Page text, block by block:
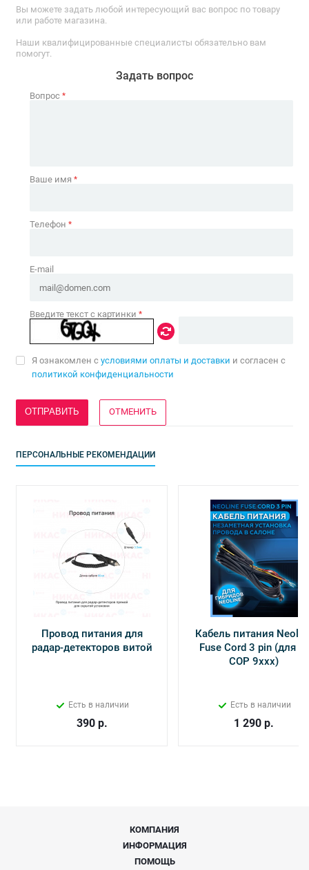
Вы можете задать любой интересующий вас вопрос по товару
или работе магазина.
Наши квалифицированные специалисты обязательно вам
помогут.
Задать вопрос
Вопрос *
Ваше имя *
Телефон *
E-mail
Введите текст с картинки *
Я ознакомлен с условиями оплаты и доставки и согласен с
политикой конфиденциальности
ОТМЕНИТЬ
ПЕРСОНАЛЬНЫЕ РЕКОМЕНДАЦИИ
Провод питания для
радар-детекторов витой
Есть в наличии
390р.
Кабель питания
Fuse Cord 3 pin (для Х-
СОР 9ххх)
Есть в наличии
1 290 р.
КОМПАНИЯ
ИНФОРМАЦИЯ
ПОМОЩЬ